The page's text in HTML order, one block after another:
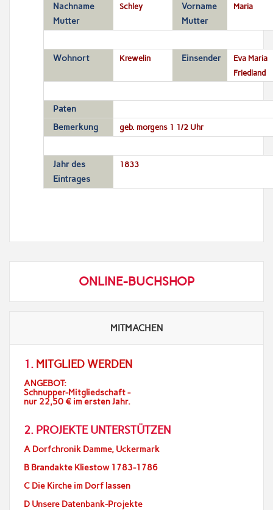
Nachname
Mutter
Schley
Vorname
Mutter
Maria
Wohnort Krewelin Einsender
Eva Maria
Friedland
Paten
Bemerkung
geb. morgens 1 1/2 Uhr
Jahr des
Eintrages
1833
ONLINE-BUCHSHOP
MITMACHEN
1. MITGLIED WERDEN
ANGEBOT:
Schnupper-Mitgliedschaft -
nur 22,50 € im ersten Jahr.
2. PROJEKTE UNTERSTÜTZEN
A Dorfchronik Damme, Uckermark
B Brandakte Kliestow 1783-1786
C Die Kirche im Dorf lassen
D Unsere Datenbank-Projekte